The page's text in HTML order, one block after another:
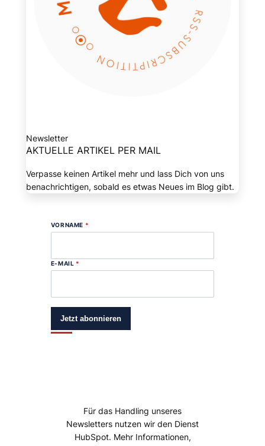
Newsletter
AKTUELLE ARTIKEL PER MAIL
Verpasse keinen Artikel mehr und lass Dich von uns
benachrichtigen, sobald es etwas Neues im Blog gibt.
VORNAME *
E-MAIL *
Jetzt abonnieren
Für das Handling unseres
Newsletters nutzen wir den Dienst
HubSpot. Mehr Informationen,